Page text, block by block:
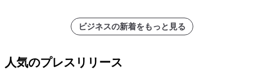
ビジネスの新着をもっと見る
人気のプレスリリース